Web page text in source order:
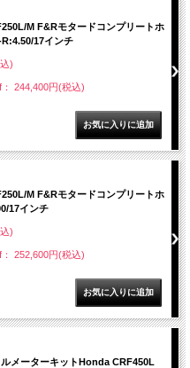
M F&Rモタードコンプリートホ
17インチ
)
244,400円(税込)
M F&Rモタードコンプリートホ
17インチ
)
252,600円(税込)
メーターキットHonda CRF450L